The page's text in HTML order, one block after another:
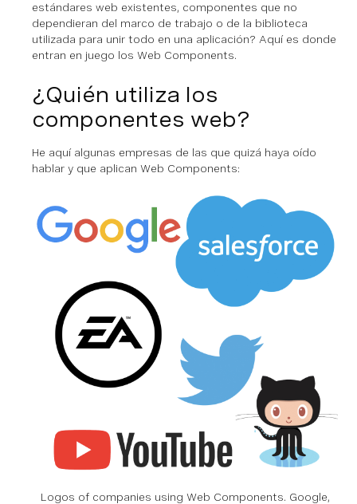
estándares web existentes, componentes que no
dependieran del marco de trabajo o de la biblioteca
utilizada para unir todo en una aplicación? Aquí es donde
entran en juego los Web Components.
¿Quién utiliza los
componentes web?
He aquí algunas empresas de las que quizá haya oído
hablar y que aplican Web Components:
Logos of companies using Web Components. Google,